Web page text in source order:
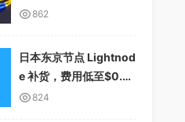
方案详解
862
日本东京节点 Lightnod
e 补货，费用低至$0.01
2/小时，支持多种支付
824